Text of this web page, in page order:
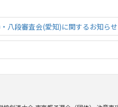
八段審査会(愛知)に関するお知らせ